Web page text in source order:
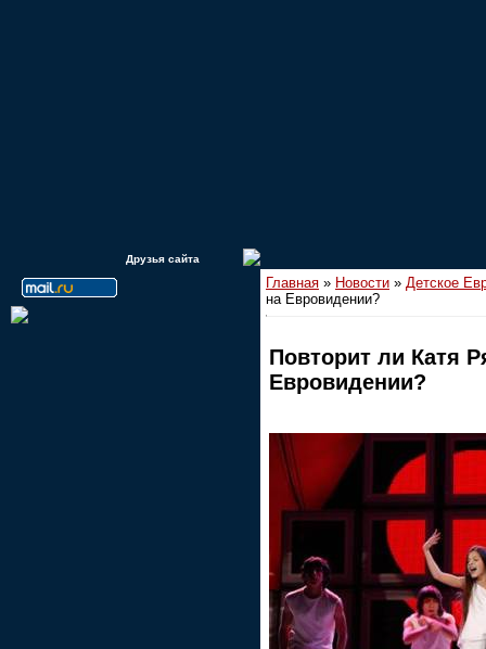
Друзья сайта
Главная » Новости » Детское
на Евровидении?
Повторит ли Катя
Евровидении?